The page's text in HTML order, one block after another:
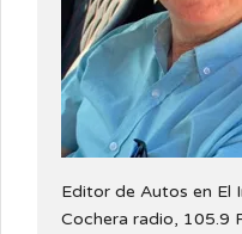
Editor de Autos en El
Cochera radio, 105.9